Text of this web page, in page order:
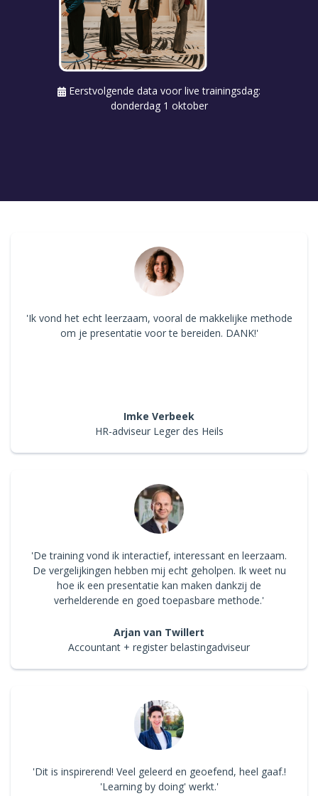
Eerstvolgende data voor live trainingsdag:
donderdag 1 oktober
'Ik vond het echt leerzaam, vooral de makkelijke methode
om je presentatie voor te bereiden. DANK!'
Imke Verbeek
HR-adviseur Leger des Heils
'De training vond ik interactief, interessant en leerzaam.
De vergelijkingen hebben mij echt geholpen. Ik weet nu
hoe ik een presentatie kan maken dankzij de
verhelderende en goed toepasbare methode.'
Arjan van Twillert
Accountant + register belastingadviseur
'Dit is inspirerend! Veel geleerd en geoefend, heel gaaf.!
'Learning by doing' werkt.'